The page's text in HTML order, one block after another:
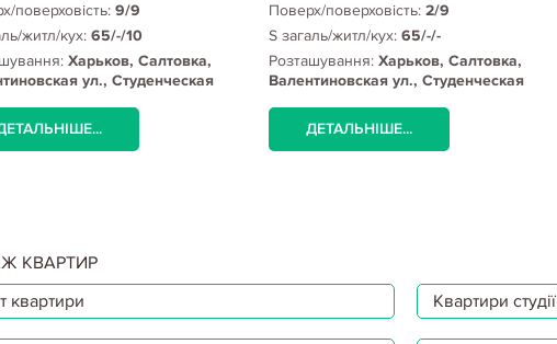
поверховість: 9/9
житл/кух: 65/-/10
Харьков, Салтовка,
ул., Студенческая
Поверх/поверховість: 2/9
S загаль/житл/кух: 65/-/-
Розташування: Харьков, Салтовка,
Валентиновская ул., Студенческая
ДЕТАЛЬНІШЕ...
КВАРТИР
квартири
Квартири студії